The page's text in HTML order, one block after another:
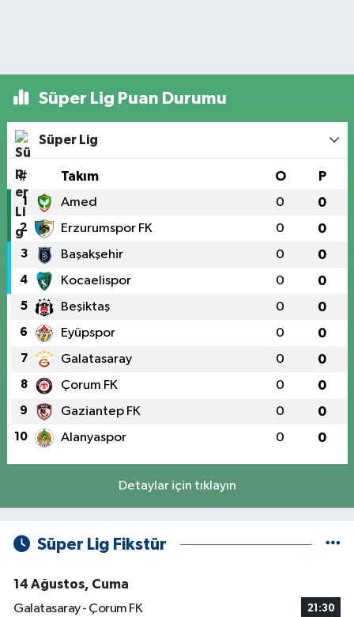
Süper Lig Puan Durumu
Süper Lig
# Takım O P
1 Amed 0 0
2 Erzurumspor FK 0 0
3 Başakşehir 0 0
4 Kocaelispor 0 0
5 Beşiktaş 0 0
6 Eyüpspor 0 0
7 Galatasaray 0 0
8 Çorum FK 0 0
9 Gaziantep FK 0 0
10 Alanyaspor 0 0
Detaylar için tıklayın
Süper Lig Fikstür
14 Ağustos, Cuma
Galatasaray - Çorum FK
21:30